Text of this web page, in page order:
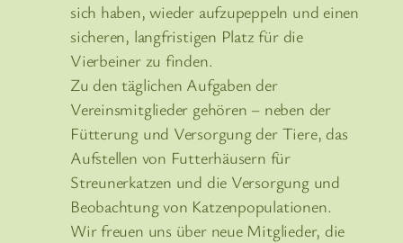
sich haben, wieder aufzupeppeln und einen
sicheren, langfristigen Platz für die
Vierbeiner zu finden.
Zu den täglichen Aufgaben der
Vereinsmitglieder gehören – neben der
Fütterung und Versorgung der Tiere, das
Aufstellen von Futterhäusern für
Streunerkatzen und die Versorgung und
Beobachtung von Katzenpopulationen.
Wir freuen uns über neue Mitglieder, die